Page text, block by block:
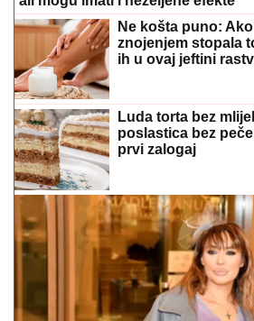
Ne košta puno:
znojenjem stopala
ih u ovaj jeftini
Luda torta bez
poslastica bez
prvi zalogaj